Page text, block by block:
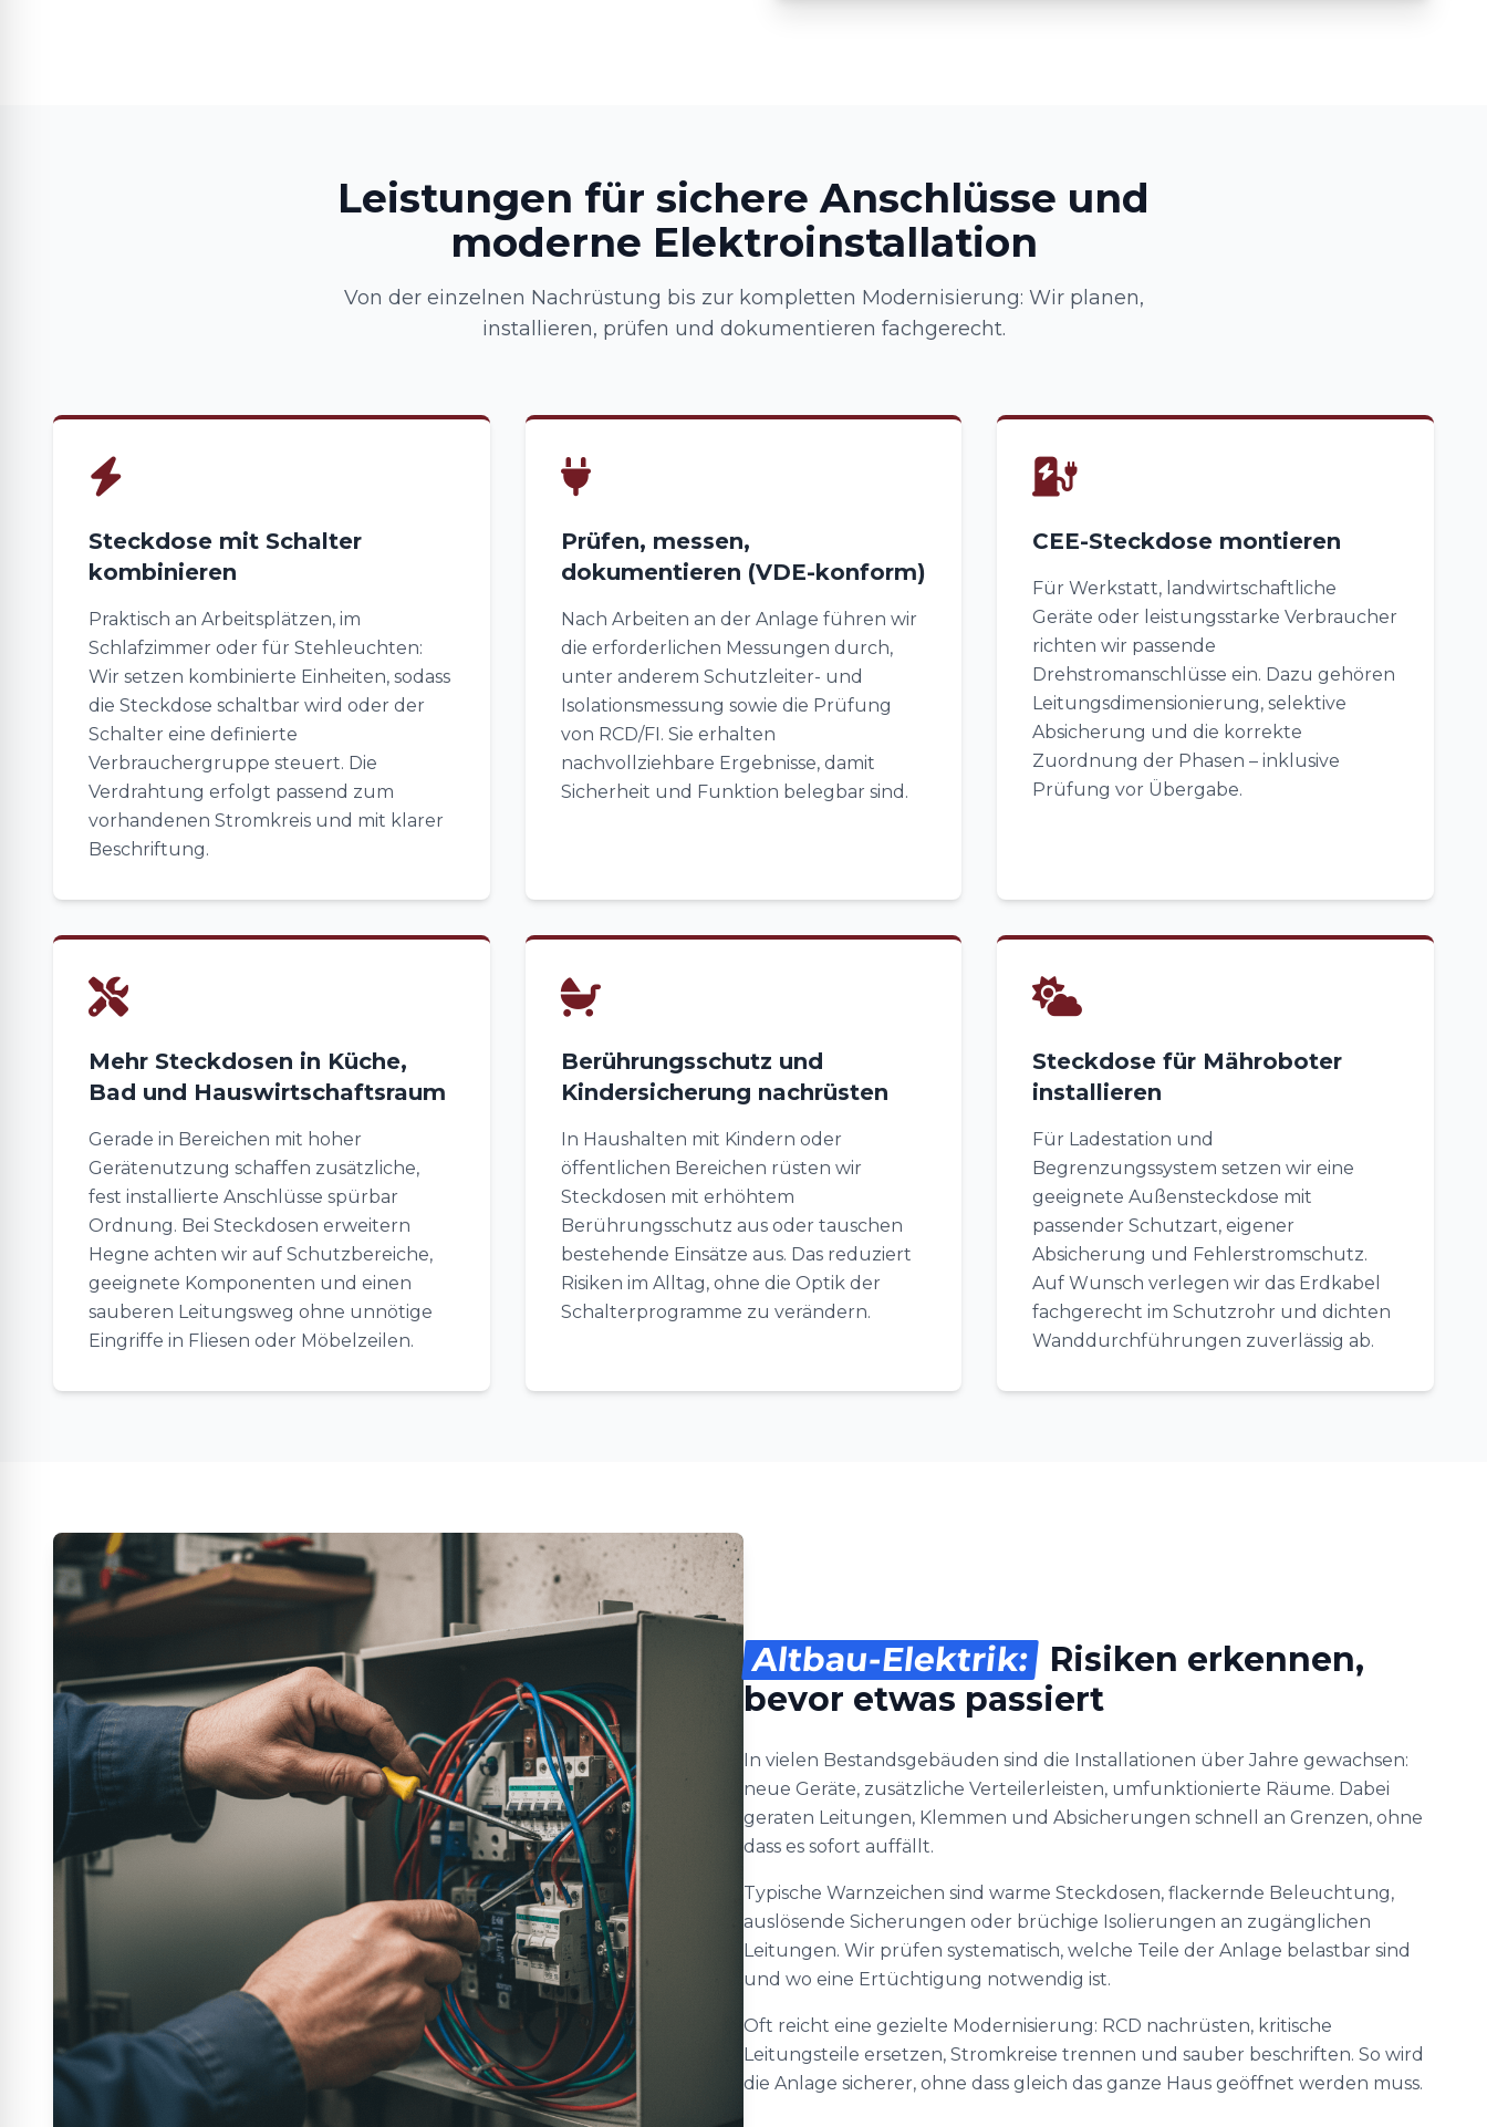
Leistungen für sichere Anschlüsse und
moderne Elektroinstallation
Von der einzelnen Nachrüstung bis zur kompletten Modernisierung: Wir planen,
installieren, prüfen und dokumentieren fachgerecht.
Steckdose mit Schalter
kombinieren
Praktisch an Arbeitsplätzen, im
Schlafzimmer oder für Stehleuchten:
Wir setzen kombinierte Einheiten, sodass
die Steckdose schaltbar wird oder der
Schalter eine definierte
Verbrauchergruppe steuert. Die
Verdrahtung erfolgt passend zum
vorhandenen Stromkreis und mit klarer
Beschriftung.
Prüfen, messen,
dokumentieren (VDE-konform)
Nach Arbeiten an der Anlage führen wir
die erforderlichen Messungen durch,
unter anderem Schutzleiter- und
Isolationsmessung sowie die Prüfung
von RCD/FI. Sie erhalten
nachvollziehbare Ergebnisse, damit
Sicherheit und Funktion belegbar sind.
CEE-Steckdose montieren
Für Werkstatt, landwirtschaftliche
Geräte oder leistungsstarke Verbraucher
richten wir passende
Drehstromanschlüsse ein. Dazu gehören
Leitungsdimensionierung, selektive
Absicherung und die korrekte
Zuordnung der Phasen – inklusive
Prüfung vor Übergabe.
Mehr Steckdosen in Küche,
Bad und Hauswirtschaftsraum
Gerade in Bereichen mit hoher
Gerätenutzung schaffen zusätzliche,
fest installierte Anschlüsse spürbar
Ordnung. Bei Steckdosen erweitern
Hegne achten wir auf Schutzbereiche,
geeignete Komponenten und einen
sauberen Leitungsweg ohne unnötige
Eingriffe in Fliesen oder Möbelzeilen.
Berührungsschutz und
Kindersicherung nachrüsten
In Haushalten mit Kindern oder
öffentlichen Bereichen rüsten wir
Steckdosen mit erhöhtem
Berührungsschutz aus oder tauschen
bestehende Einsätze aus. Das reduziert
Risiken im Alltag, ohne die Optik der
Schalterprogramme zu verändern.
Steckdose für Mähroboter
installieren
Für Ladestation und
Begrenzungssystem setzen wir eine
geeignete Außensteckdose mit
passender Schutzart, eigener
Absicherung und Fehlerstromschutz.
Auf Wunsch verlegen wir das Erdkabel
fachgerecht im Schutzrohr und dichten
Wanddurchführungen zuverlässig ab.
Altbau-Elektrik: Risiken erkennen,
bevor etwas passiert
In vielen Bestandsgebäuden sind die Installationen über Jahre gewachsen:
neue Geräte, zusätzliche Verteilerleisten, umfunktionierte Räume. Dabei
geraten Leitungen, Klemmen und Absicherungen schnell an Grenzen, ohne
dass es sofort auffällt.
Typische Warnzeichen sind warme Steckdosen, flackernde Beleuchtung,
auslösende Sicherungen oder brüchige Isolierungen an zugänglichen
Leitungen. Wir prüfen systematisch, welche Teile der Anlage belastbar sind
und wo eine Ertüchtigung notwendig ist.
Oft reicht eine gezielte Modernisierung: RCD nachrüsten, kritische
Leitungsteile ersetzen, Stromkreise trennen und sauber beschriften. So wird
die Anlage sicherer, ohne dass gleich das ganze Haus geöffnet werden muss.